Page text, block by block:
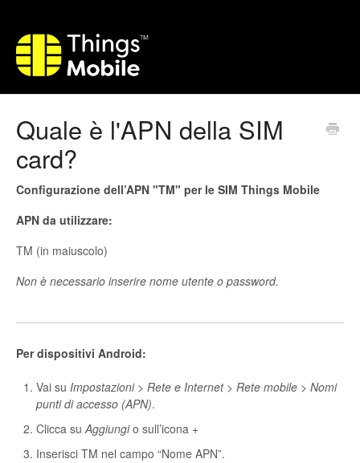
Quale è l'APN della SIM
card?
Configurazione dell’APN "TM" per le SIM Things Mobile
APN da utilizzare:
TM (in maiuscolo)
Non è necessario inserire nome utente o password.
Per dispositivi Android:
Vai su Impostazioni> Rete e Internet> Rete mobile > Nomi
punti di accesso (APN).
Clicca suAggiungio sull’icona +
Inserisci TM nel campo “Nome APN”.